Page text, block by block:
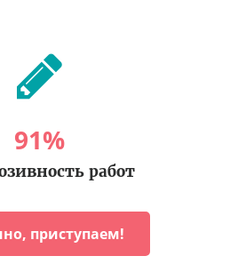
91%
работ
приступаем!